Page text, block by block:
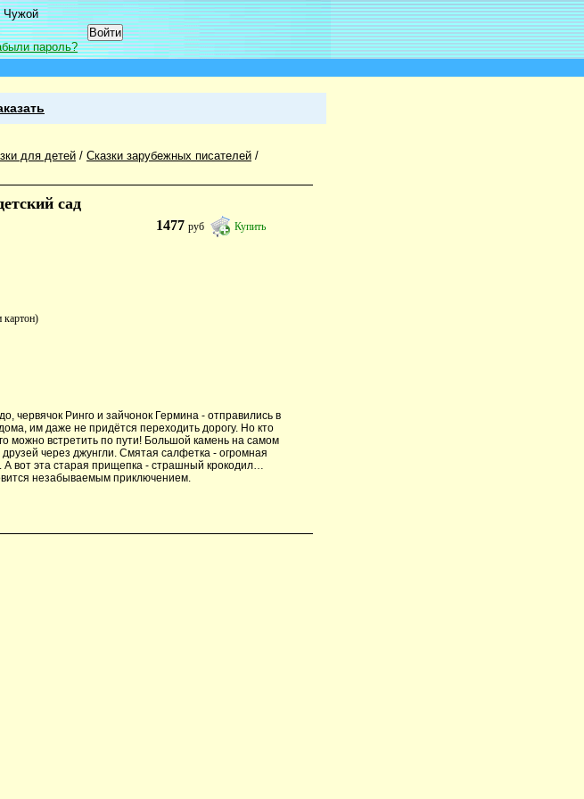
Чужой
пароль?
для детей / Сказки зарубежных писателей /
сад
1477руб Купить
картон)
червячок Ринго и зайчонок Гермина - отправились в
им даже не придётся переходить дорогу. Но кто
можно встретить по пути! Большой камень на самом
через джунгли. Смятая салфетка - огромная
А вот эта старая прищепка - страшный крокодил…
незабываемым приключением.